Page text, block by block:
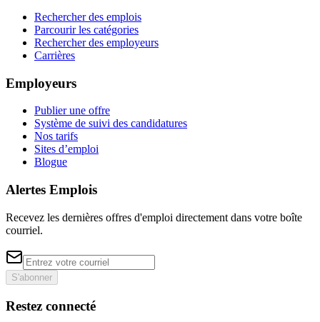
Rechercher des emplois
Parcourir les catégories
Rechercher des employeurs
Carrières
Employeurs
Publier une offre
Système de suivi des candidatures
Nos tarifs
Sites d’emploi
Blogue
Alertes Emplois
Recevez les dernières offres d'emploi directement dans votre boîte
courriel.
S'abonner
Restez connecté